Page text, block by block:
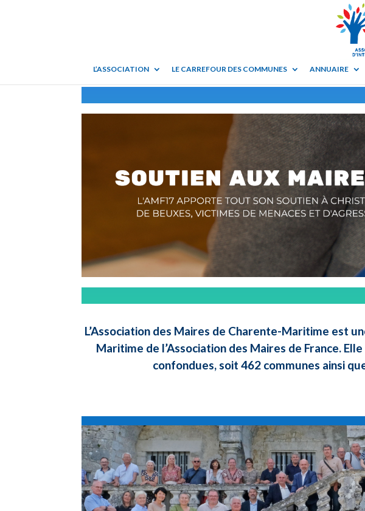
L’ASSOCIATION LE CARREFOUR DES COMMUNES ANNUAIRE
L’Association des Maires de Charente-Maritime est
Maritime de l’Association des Maires de France.
confondues, soit 462 communes ainsi